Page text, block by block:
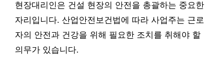
현장대리인은 건설 현장의 안전을 총괄하는 중요한
자리입니다. 산업안전보건법에 따라 사업주는 근로
자의 안전과 건강을 위해 필요한 조치를 취해야 할
의무가 있습니다.